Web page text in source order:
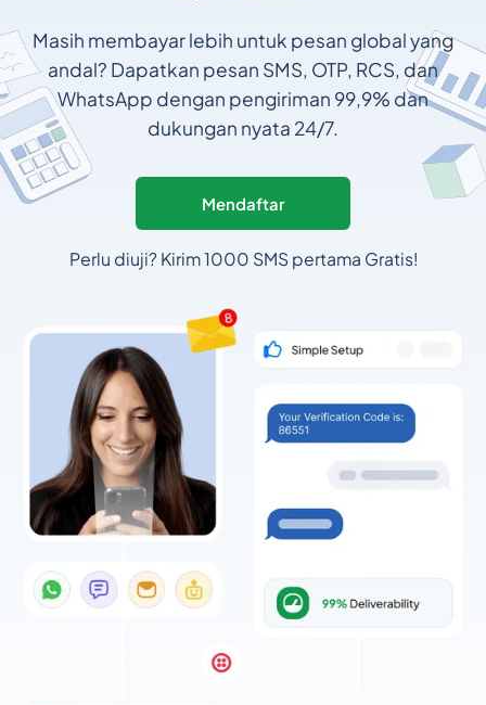
Masih membayar lebih untuk pesan global yang
andal? Dapatkan pesan SMS, OTP, RCS, dan
WhatsApp dengan pengiriman 99,9% dan
dukungan nyata 24/7.
Mendaftar
Perlu diuji? Kirim 1000 SMS pertama Gratis!